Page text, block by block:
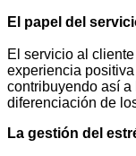
El papel del
El servicio al
experiencia
contribuyendo así a
diferenciación de
La gestión del